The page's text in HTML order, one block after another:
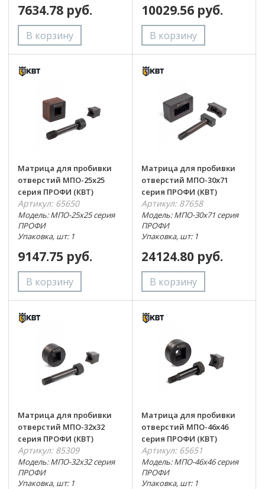
7634.78 руб. 10029.56 руб.
Матрица для пробивки
отверстий МПО-25х25
серия ПРОФИ (КВТ)
Артикул: 65650
Модель: МПО-25х25 серия
ПРОФИ
Упаковка, шт: 1
9147.75 руб.
Матрица для пробивки
отверстий МПО-30х71
серия ПРОФИ (КВТ)
Артикул: 87658
Модель: МПО-30х71 серия
ПРОФИ
Упаковка, шт: 1
24124.80 руб.
Матрица для пробивки
отверстий МПО-32х32
серия ПРОФИ (КВТ)
Артикул: 85309
Модель: МПО-32х32 серия
ПРОФИ
Упаковка, шт: 1
Матрица для пробивки
отверстий МПО-46х46
серия ПРОФИ (КВТ)
Артикул: 65651
Модель: МПО-46х46 серия
ПРОФИ
Упаковка, шт: 1